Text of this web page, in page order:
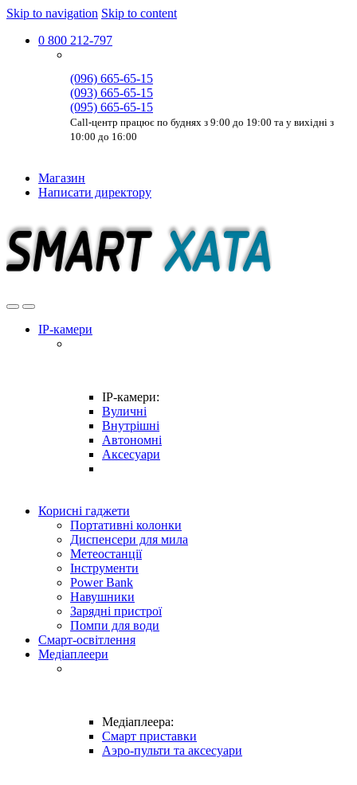
Skip to navigation Skip to content
0 800 212-797
(096) 665-65-15
(093) 665-65-15
(095) 665-65-15
Call-центр працює по буднях з 9:00 до 19:00 та у вихідні з
10:00 до 16:00
Магазин
Написати директору
IP-камери
IP-камери:
Вуличні
Внутрішні
Автономні
Аксесуари
Корисні гаджети
Портативні колонки
Диспенсери для мила
Метеостанції
Інструменти
Power Bank
Навушники
Зарядні пристрої
Помпи для води
Смарт-освітлення
Медіаплеери
Медіаплеера:
Смарт приставки
Аэро-пульти та аксесуари